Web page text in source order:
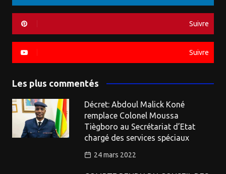
Suivre
Suivre
Les plus commentés
Décret: Abdoul Malick Koné
remplace Colonel Moussa
Tiègboro au Secrétariat d’Etat
chargé des services spéciaux
24 mars 2022